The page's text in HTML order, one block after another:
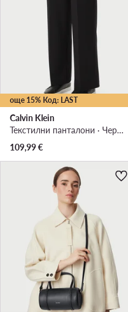
още 15% Код: LAST
Calvin Klein
Текстилни панталони · Черен · Regular Fit
109,99€